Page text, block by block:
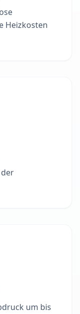
Heizkosten
um bis